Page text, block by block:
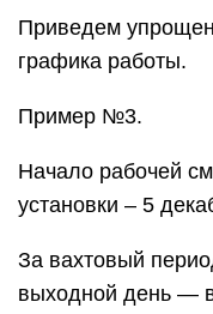
Приведем
графика работы.
Пример №3.
Начало рабочей
установки – 5
За вахтовый
выходной день —